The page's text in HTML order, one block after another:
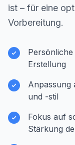
ist – für eine
Vorbereitung.
Erstellung
Anpassung
und -stil
Fokus auf
Stärkung